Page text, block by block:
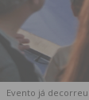
Evento já